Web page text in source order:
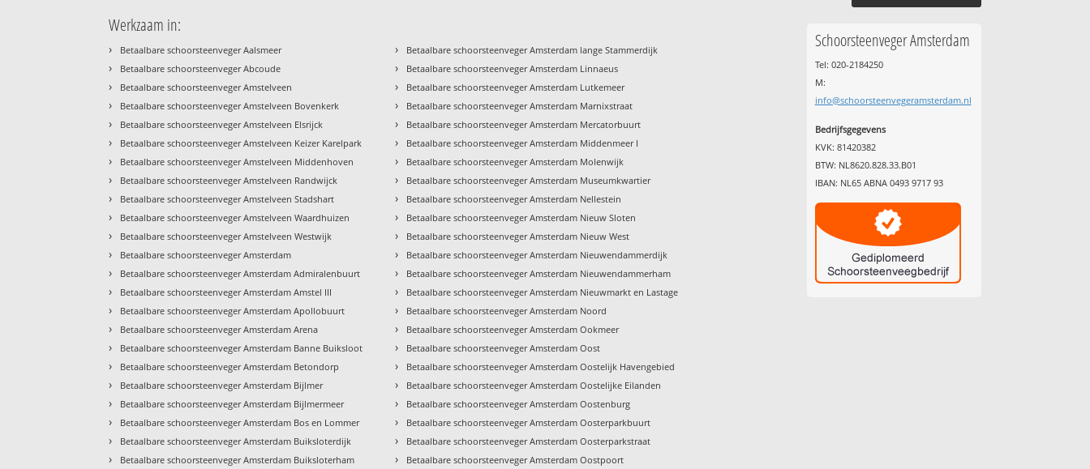
Werkzaam in:
› Betaalbare schoorsteenveger Aalsmeer
› Betaalbare schoorsteenveger Abcoude
› Betaalbare schoorsteenveger Amstelveen
› Betaalbare schoorsteenveger Amstelveen Bovenkerk
› Betaalbare schoorsteenveger Amstelveen Elsrijck
› Betaalbare schoorsteenveger Amstelveen Keizer Karelpark
› Betaalbare schoorsteenveger Amstelveen Middenhoven
› Betaalbare schoorsteenveger Amstelveen Randwijck
› Betaalbare schoorsteenveger Amstelveen Stadshart
› Betaalbare schoorsteenveger Amstelveen Waardhuizen
› Betaalbare schoorsteenveger Amstelveen Westwijk
› Betaalbare schoorsteenveger Amsterdam
› Betaalbare schoorsteenveger Amsterdam Admiralenbuurt
› Betaalbare schoorsteenveger Amsterdam Amstel III
› Betaalbare schoorsteenveger Amsterdam Apollobuurt
› Betaalbare schoorsteenveger Amsterdam Arena
› Betaalbare schoorsteenveger Amsterdam Banne Buiksloot
› Betaalbare schoorsteenveger Amsterdam Betondorp
› Betaalbare schoorsteenveger Amsterdam Bijlmer
› Betaalbare schoorsteenveger Amsterdam Bijlmermeer
› Betaalbare schoorsteenveger Amsterdam Bos en Lommer
› Betaalbare schoorsteenveger Amsterdam Buiksloterdijk
› Betaalbare schoorsteenveger Amsterdam Buiksloterham
› Betaalbare schoorsteenveger Amsterdam lange Stammerdijk
› Betaalbare schoorsteenveger Amsterdam Linnaeus
› Betaalbare schoorsteenveger Amsterdam Lutkemeer
› Betaalbare schoorsteenveger Amsterdam Marnixstraat
› Betaalbare schoorsteenveger Amsterdam Mercatorbuurt
› Betaalbare schoorsteenveger Amsterdam Middenmeer I
› Betaalbare schoorsteenveger Amsterdam Molenwijk
› Betaalbare schoorsteenveger Amsterdam Museumkwartier
› Betaalbare schoorsteenveger Amsterdam Nellestein
› Betaalbare schoorsteenveger Amsterdam Nieuw Sloten
› Betaalbare schoorsteenveger Amsterdam Nieuw West
› Betaalbare schoorsteenveger Amsterdam Nieuwendammerdijk
› Betaalbare schoorsteenveger Amsterdam Nieuwendammerham
› Betaalbare schoorsteenveger Amsterdam Nieuwmarkt en Lastage
› Betaalbare schoorsteenveger Amsterdam Noord
› Betaalbare schoorsteenveger Amsterdam Ookmeer
› Betaalbare schoorsteenveger Amsterdam Oost
› Betaalbare schoorsteenveger Amsterdam Oostelijk Havengebied
› Betaalbare schoorsteenveger Amsterdam Oostelijke Eilanden
› Betaalbare schoorsteenveger Amsterdam Oostenburg
› Betaalbare schoorsteenveger Amsterdam Oosterparkbuurt
› Betaalbare schoorsteenveger Amsterdam Oosterparkstraat
› Betaalbare schoorsteenveger Amsterdam Oostpoort
Schoorsteenveger Amsterdam
Tel: 020-2184250
M:
info@schoorsteenvegeramsterdam.nl
Bedrijfsgegevens
KVK: 81420382
BTW: NL8620.828.33.B01
IBAN: NL65 ABNA 0493 9717 93